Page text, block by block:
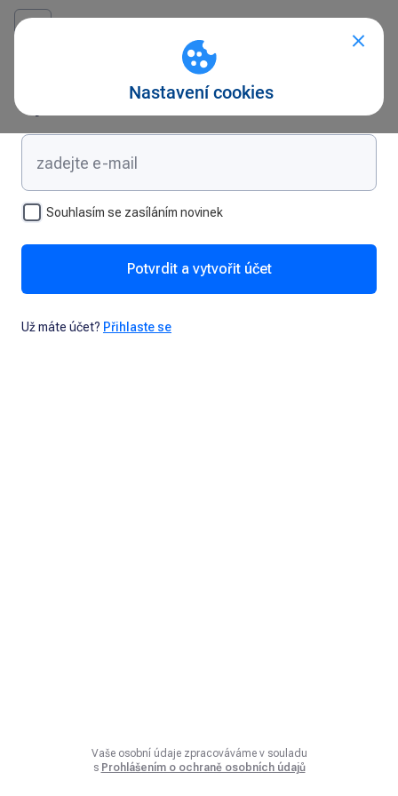
Vytvořte si účet
Souhlasím se zasíláním novinek
Potvrdit a vytvořit účet
Už máte účet? Přihlaste se
Vaše osobní údaje zpracováváme v souladu
s Prohlášením o ochraně osobních údajů